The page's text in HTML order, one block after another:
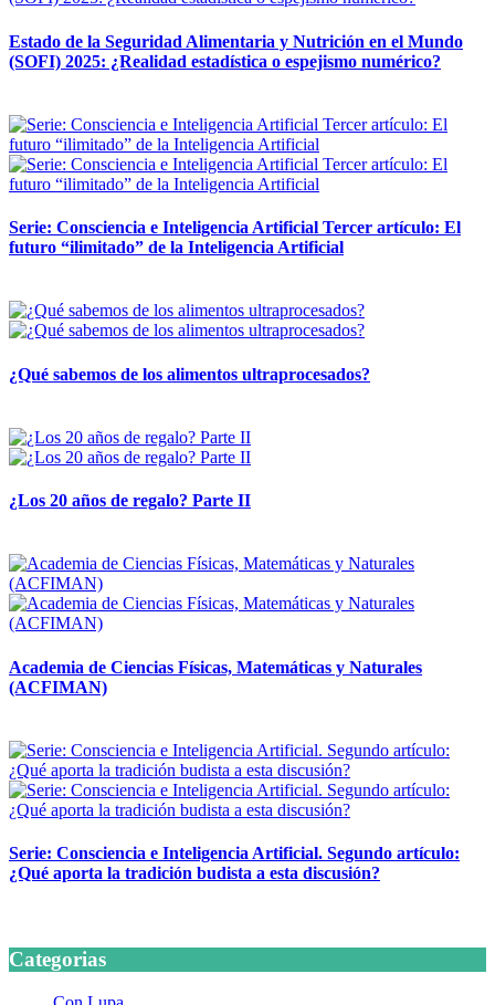
Estado de la Seguridad Alimentaria y Nutrición en el Mundo
(SOFI) 2025: ¿Realidad estadística o espejismo numérico?
Serie: Consciencia e Inteligencia Artificial Tercer artículo: El
futuro “ilimitado” de la Inteligencia Artificial
¿Qué sabemos de los alimentos ultraprocesados?
¿Los 20 años de regalo? Parte II
Academia de Ciencias Físicas, Matemáticas y Naturales
(ACFIMAN)
Serie: Consciencia e Inteligencia Artificial. Segundo artículo:
¿Qué aporta la tradición budista a esta discusión?
Categorias